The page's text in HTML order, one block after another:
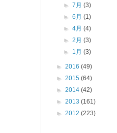
►7月(3)
►6月(1)
►4月(4)
►2月(3)
► 1月(3)
► 2016 (49)
► 2015 (64)
► 2014 (42)
► 2013 (161)
► 2012 (223)